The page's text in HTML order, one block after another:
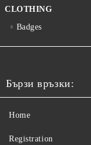
CLOTHING
Badges
Бързи връзки:
Home
Registration